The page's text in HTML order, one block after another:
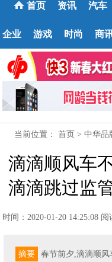
首页 资讯 汽车
企业 游戏 时尚 商
当前位置：首页 >中华品
滴滴顺风车
滴滴跳过监
时间：2020-01-20 14:25:08 阅
摘要
春节前夕,滴滴顺